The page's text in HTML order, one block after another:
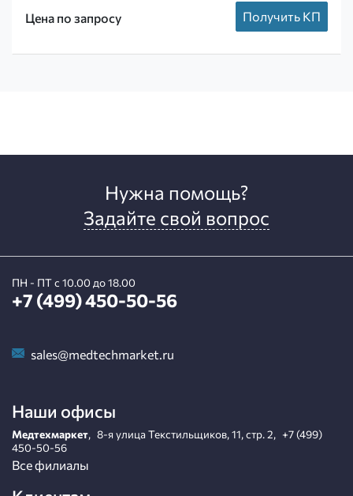
Цена по запросу Получить КП
Нужна помощь?
Задайте свой вопрос
ПН - ПТ с 10.00 до 18.00
+7 (499) 450-50-56
sales@medtechmarket.ru
Наши офисы
Медтехмаркет, 8-я улица Текстильщиков, 11, стр. 2, +7 (499)
450-50-56
Все филиалы